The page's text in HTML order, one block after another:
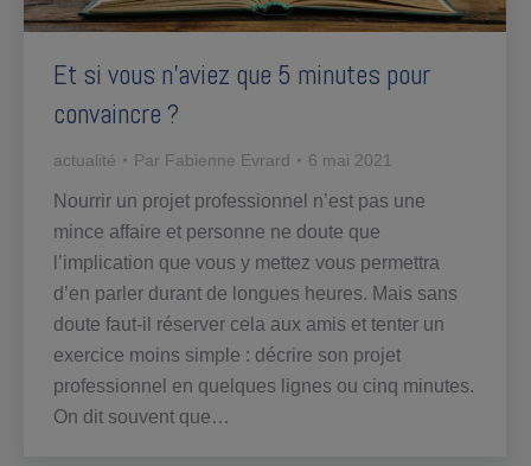
Et si vous n’aviez que 5 minutes pour
convaincre ?
actualité Par Fabienne Evrard 6 mai 2021
Nourrir un projet professionnel n’est pas une
mince affaire et personne ne doute que
l’implication que vous y mettez vous permettra
d’en parler durant de longues heures. Mais sans
doute faut-il réserver cela aux amis et tenter un
exercice moins simple : décrire son projet
professionnel en quelques lignes ou cinq minutes.
On dit souvent que…